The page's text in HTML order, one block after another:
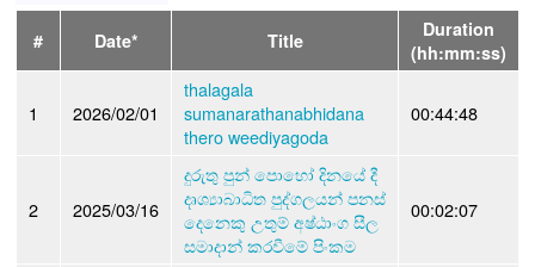
# Date* Title
Duration
(hh:mm:ss)
1 2026/02/01
thalagala
sumanarathanabhidana
thero weediyagoda
00:44:48
2 2025/03/16
දුරුතු පුන් පොහෝ දිනයේ දී
දෘශ්‍යාබාධිත පුද්ගලයන් පනස්
දෙනෙකු උතුම් අෂ්ඨාංග සීල
සමාදාන් කරවීමේ පිංකම
00:02:07